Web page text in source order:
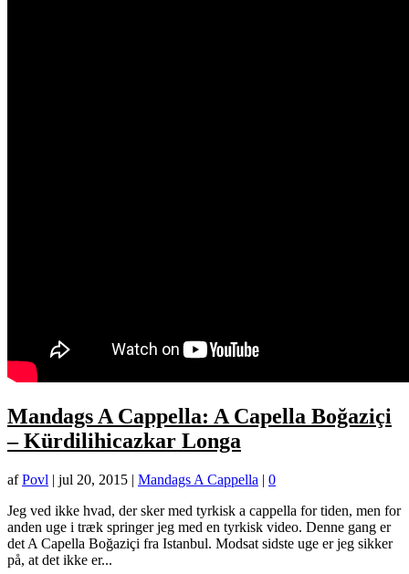
Mandags A Cappella: A Capella Boğaziçi
– Kürdilihicazkar Longa
afPovl | jul 20, 2015 | Mandags A Cappella | 0
Jeg ved ikke hvad, der sker med tyrkisk a cappella for tiden, men for
anden uge i træk springer jeg med en tyrkisk video. Denne gang er
det A Capella Boğaziçi fra Istanbul. Modsat sidste uge er jeg sikker
på, at det ikke er...